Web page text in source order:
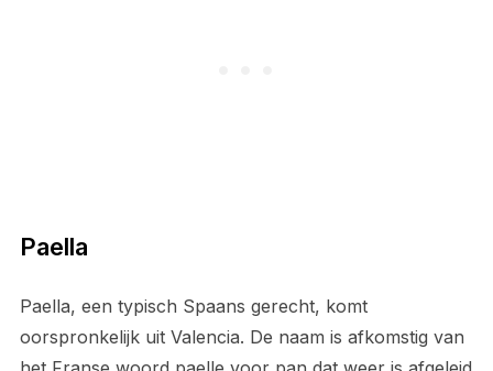
Paella
Paella, een typisch Spaans gerecht, komt
oorspronkelijk uit Valencia. De naam is afkomstig van